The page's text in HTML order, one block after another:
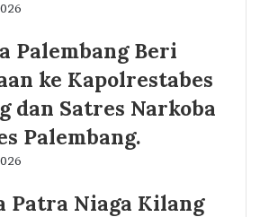
Palembang Beri
ke Kapolrestabes
dan Satres Narkoba
Palembang.
Patra Niaga Kilang